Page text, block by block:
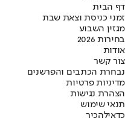
דף הבית
זמני כניסת וצאת שבת
מגזין השבוע
בחירות 2026
אודות
צור קשר
נבחרת הכתבים והפרשנים
מדיניות פרטיות
הצהרת נגישות
תנאי שימוש
כדאילהכיר